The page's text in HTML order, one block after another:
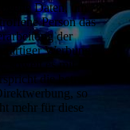
Daten, um
Person das
der
Werbung
soweit es mit solcher
die betroffene
so
mehr für diese